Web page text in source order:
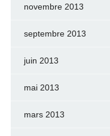
novembre 2013
septembre 2013
juin 2013
mai 2013
mars 2013